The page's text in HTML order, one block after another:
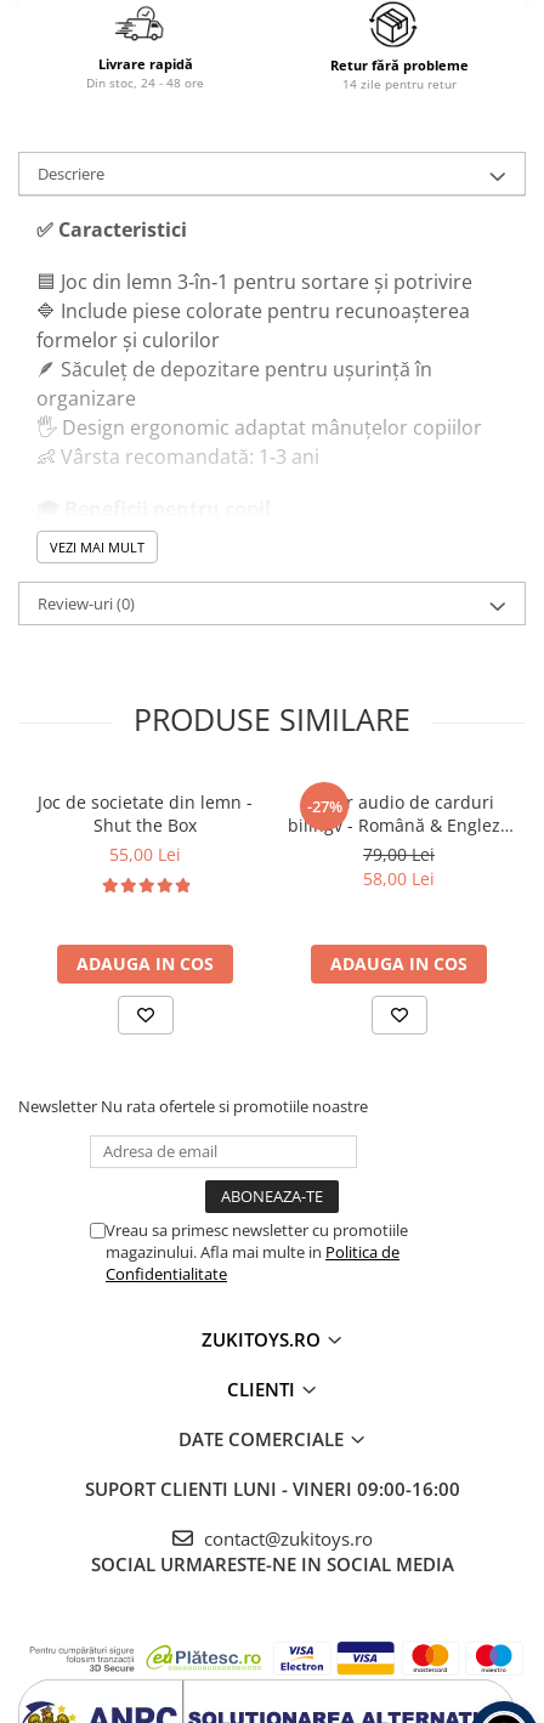
Livrare rapidă
Din stoc, 24 - 48 ore
Retur fără probleme
14 zile pentru retur
Descriere
✅ Caracteristici
🟦 Joc din lemn 3‑în‑1 pentru sortare și potrivire
🔷 Include piese colorate pentru recunoașterea
formelor și culorilor
🪶 Săculeț de depozitare pentru ușurință în
organizare
🖐️ Design ergonomic adaptat mânuțelor copiilor
👶 Vârsta recomandată: 1‑3 ani
✋ Dezvoltă coordonarea mână‑ochi
🧠 Stimulează gândirea logică și recunoașterea
vizuală
😊 Oferă joacă educativă și captivantă
👶 Copii 1‑3 ani
🏡 Activități educative acasă sau la grădiniță
🎁 Cadouri educative pentru cei mici
🧠 Dezvoltare senzorială și cognitivă timpurie
VEZI MAI MULT
Review-uri(0)
PRODUSE SIMILARE
Joc de societate din lemn -
Shut the Box
55,00 Lei
ADAUGA IN COS
-27%
Cititor audio de carduri
bilingv - Română & Engleză
Albastru (224 carduri / 448
cuvinte)
79,00 Lei
58,00 Lei
ADAUGA IN COS
Newsletter Nu rata ofertele si promotiile noastre
Vreau sa primesc newsletter cu promotiile
magazinului. Afla mai multe in Politica de
Confidentialitate
ZUKITOYS.RO
CLIENTI
DATE COMERCIALE
SUPORT CLIENTI LUNI - VINERI 09:00-16:00
contact@zukitoys.ro
SOCIAL URMARESTE-NE IN SOCIAL MEDIA